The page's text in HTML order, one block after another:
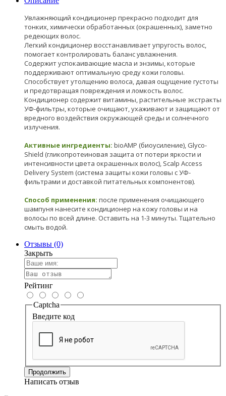
Увлажняющий кондиционер прекрасно подходит для
тонких, химически обработанных (окрашенных), заметно
редеющих волос.
Легкий кондиционер восстанавливает упругость волос,
помогает контролировать баланс увлажнения.
Содержит успокаивающие масла и энзимы, которые
поддерживают оптимальную среду кожи головы.
Способствует утолщению волоса, давая ощущение густоты
и предотвращая повреждения и ломкость волос.
Кондиционер содержит витамины, растительные экстракты
УФ-фильтры, которые очищают, ухаживают и защищают от
вредного воздействия окружающей среды и солнечного
излучения.
Активные ингредиенты: bioAMP (биоусиление), Glyco-
Shield (гликопротеиновая защита от потери яркости и
интенсивности цвета окрашенных волос), Scalp Access
Delivery System (система защиты кожи головы с УФ-
фильтрами и доставкой питательных компонентов).
Способ применения: после применения очищающего
шампуня нанесите кондиционер на кожу головы и на
волосы по всей длине. Оставить на 1-3 минуты. Тщательно
смыть водой.
Отзывы (0)
Закрыть
Рейтинг
Captcha
Введите код
Продолжить
Написать отзыв